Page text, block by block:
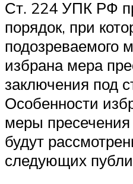
Ст. 224 УПК РФ
порядок, при
подозреваемого
избрана мера
заключения под
Особенности
меры
будут
следующих